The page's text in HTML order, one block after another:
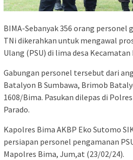
BIMA-Sebanyak 356 orang personel
TNi dikerahkan untuk mengawal
Ulang (PSU) di lima desa
Gabungan personel tersebut dari
Batalyon B Sumbawa, Brimob
1608/Bima. Pasukan dilepas di
Parado.
Kapolres Bima AKBP Eko Sutomo
persiapan personel pengamanan
Mapolres Bima, Jum,at (23/02/24).